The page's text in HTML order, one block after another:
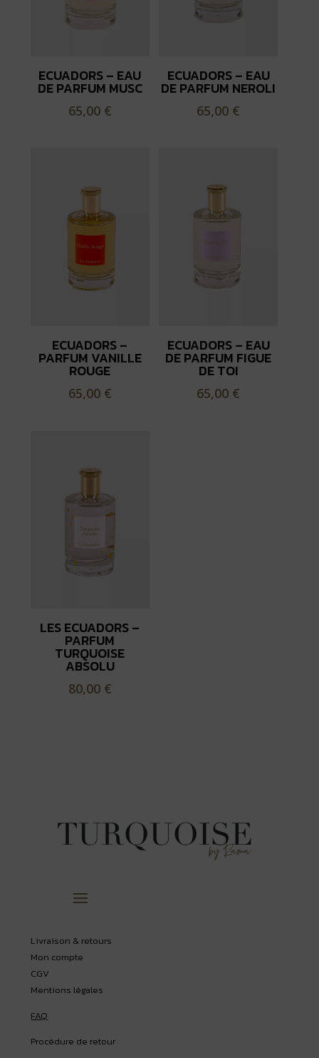
ECUADORS – EAU
DE PARFUM MUSC
65,00 €
ECUADORS – EAU
DE PARFUM NEROLI
65,00 €
ECUADORS –
PARFUM VANILLE
ROUGE
65,00 €
ECUADORS – EAU
DE PARFUM FIGUE
DE TOI
65,00 €
LES ECUADORS –
PARFUM
TURQUOISE
ABSOLU
80,00 €
Livraison & retours
Mon compte
CGV
Mentions légales
FAQ
Procédure de retour